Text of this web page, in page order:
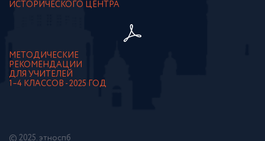
ИСТОРИЧЕСКОГО ЦЕНТРА
МЕТОДИЧЕСКИЕ
РЕКОМЕНДАЦИИ
ДЛЯ УЧИТЕЛЕЙ
1–4 КЛАССОВ - 2025 ГОД
© 2025. этноспб